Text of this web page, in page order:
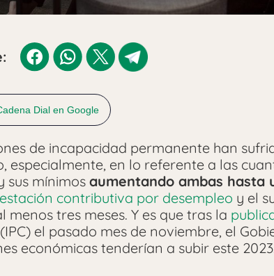
Dial en Google
de incapacidad permanente han
especialmente, en lo referente a las
sus mínimos aumentando ambas hasta
contributiva por desempleo y el
menos tres meses. Y es que tras la
(IPC) el pasado mes de noviembre, el
económicas tenderían a subir este